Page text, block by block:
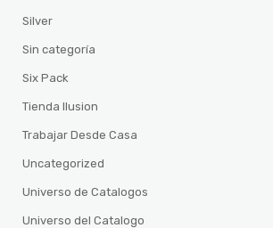
Silver
Sin categoría
Six Pack
Tienda Ilusion
Trabajar Desde Casa
Uncategorized
Universo de Catalogos
Universo del Catalogo